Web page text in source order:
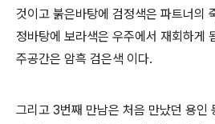
것이고 붉은바탕에 검정색은 파트너의
정바탕에 보라색은 우주에서 재회하게
주공간은 암흑 검은색 이다.
그리고 3번째 만남은 처음 만났던 용인